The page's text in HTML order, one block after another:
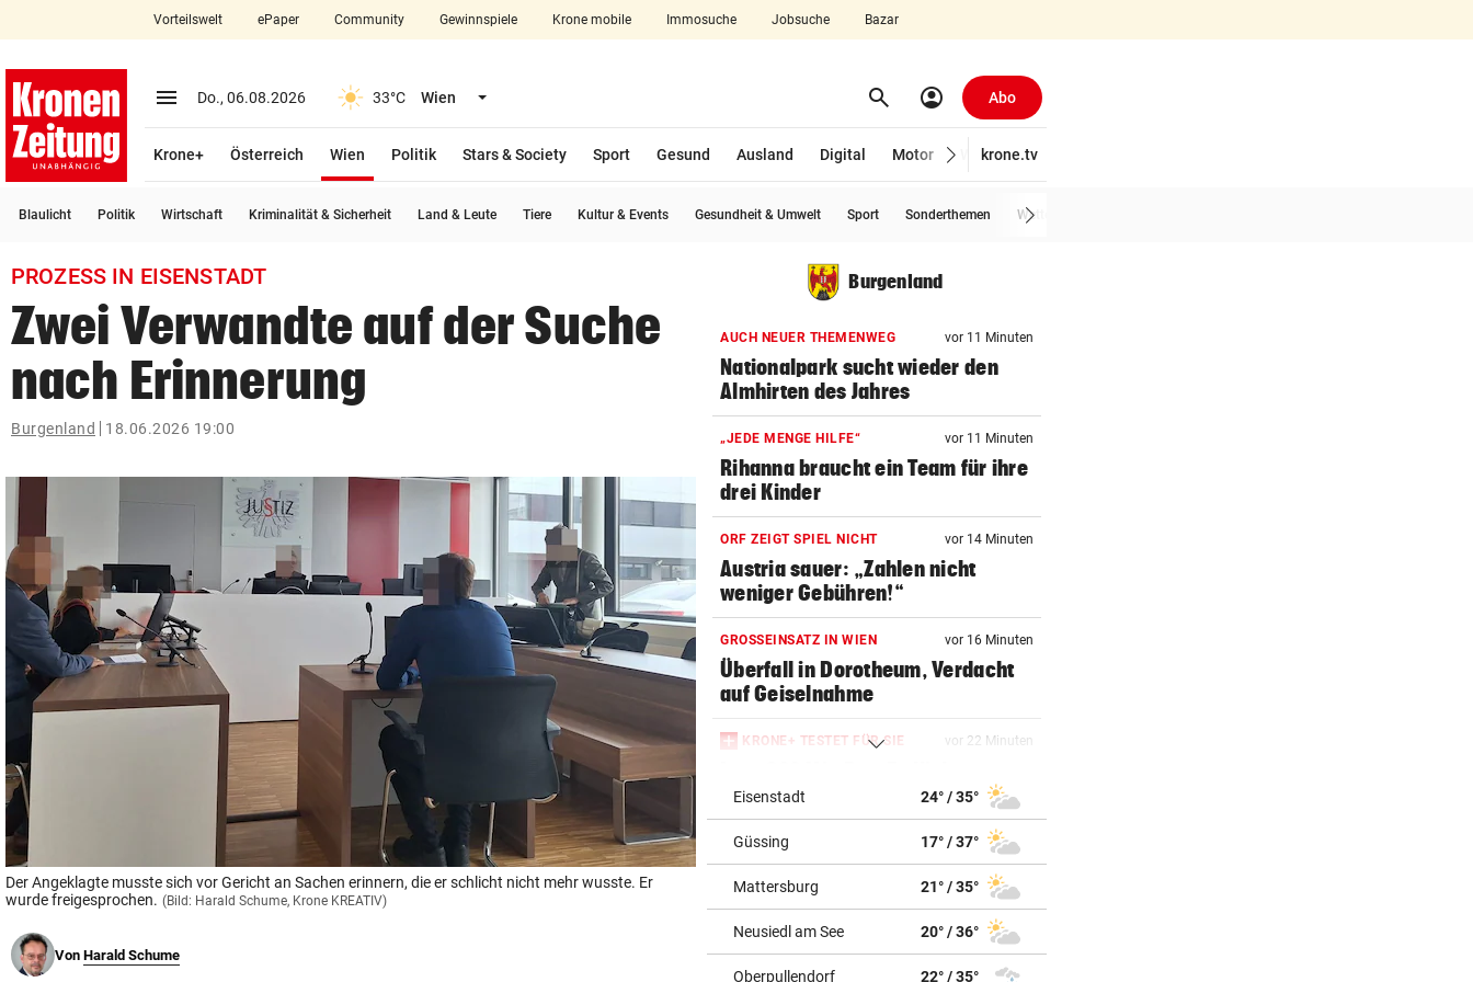
closeSchließen
account_circle Anmelden
arrow_right
bookmark
search
Suchbegriff
eingeben
© Krone Multimedia GmbH & Co KG 2026
Muthgasse 2, 1190 Wien
Vorteilswelt ePaper Community Gewinnspiele Krone mobile Immosuche Jobsuche Bazar
menu Menü aufklappen
Do., 06.08.2026 33°C Wien Menü aufklappen search Suchen
account_circle Abo
Krone+ Österreich Wien
Politik
Stars & Society Sport Gesund Ausland Digital Motor Wirtschaft
krone.tv
Blaulicht Politik Wirtschaft Kriminalität & Sicherheit Land & Leute Tiere Kultur & Events Gesundheit & Umwelt Sport Sonderthemen Wetter
PROZESS IN EISENSTADT
Zwei Verwandte auf der Suche
nach Erinnerung
Burgenland 18.06.2026 19:00
Der Angeklagte musste sich vor Gericht an Sachen erinnern, die er schlicht nicht mehr wusste. Er
wurde freigesprochen. (Bild: Harald Schume, Krone KREATIV)
Von Harald Schume
Burgenland
AUCH NEUER THEMENWEG vor 11 Minuten
Nationalpark sucht wieder den
Almhirten des Jahres
„JEDE MENGE HILFE“ vor 11 Minuten
Rihanna braucht ein Team für ihre
drei Kinder
ORF ZEIGT SPIEL NICHT vor 14 Minuten
Austria sauer: „Zahlen nicht
weniger Gebühren!“
GROSSEINSATZ IN WIEN vor 16 Minuten
Überfall in Dorotheum, Verdacht
auf Geiselnahme
KRONE+ TESTET FÜR SIE vor 22 Minuten
Ton am Handy?
CHIPS, KI UND ROBOTER vor 24 Minuten
Diese China-Durchbrüche
machen Washington nervös
vor 25 Minuten
Diese Kühlschrank-Fehler
Eisenstadt 24° / 35°
Güssing 17° / 37°
Mattersburg 21° / 35°
Neusiedl am See 20° / 36°
Oberpullendorf 22° / 35°